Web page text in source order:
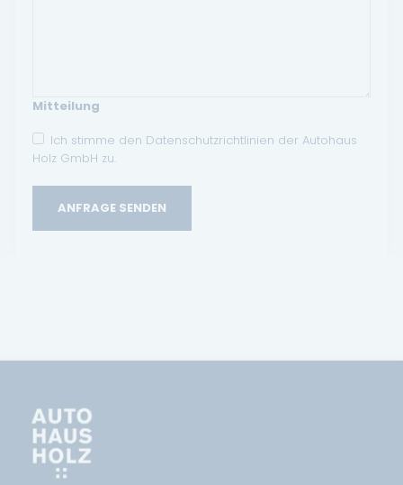
Mitteilung
Ich stimme den Datenschutzrichtlinien der Autohaus
Holz GmbH zu.
ANFRAGE SENDEN